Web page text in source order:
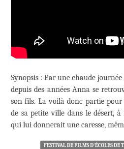
Synopsis : Par une chaude
depuis des années Anna se
son fils. La voilà donc partie
de sa petite ville dans le désert,
qui lui donnerait une caresse,
FESTIVAL DE FILMS D'ÉCOLES DE